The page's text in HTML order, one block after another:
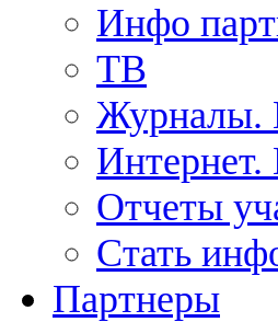
Инфо
ТВ
Журналы.
Отчеты
Стать
Партнеры